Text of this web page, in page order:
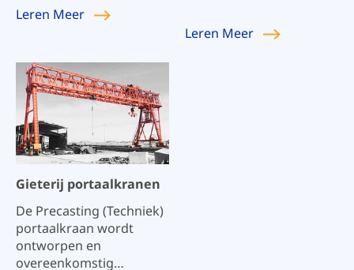
Leren Meer
Leren Meer
Gieterij portaalkranen
De Precasting (Techniek)
portaalkraan wordt
ontworpen en
overeenkomstig